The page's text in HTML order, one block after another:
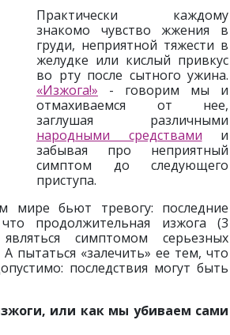
Практически каждому
знакомо чувство жжения в
груди, неприятной тяжести в
желудке или кислый привкус
во рту после сытного ужина.
«Изжога!» - говорим мы и
отмахиваемся от нее,
заглушая различными
народными средствами и
забывая про неприятный
симптом до следующего
приступа.
бьют тревогу: последние
продолжительная изжога (3
симптомом серьезных
пытаться «залечить» ее тем, что
последствия могут быть
или как мы убиваем сами